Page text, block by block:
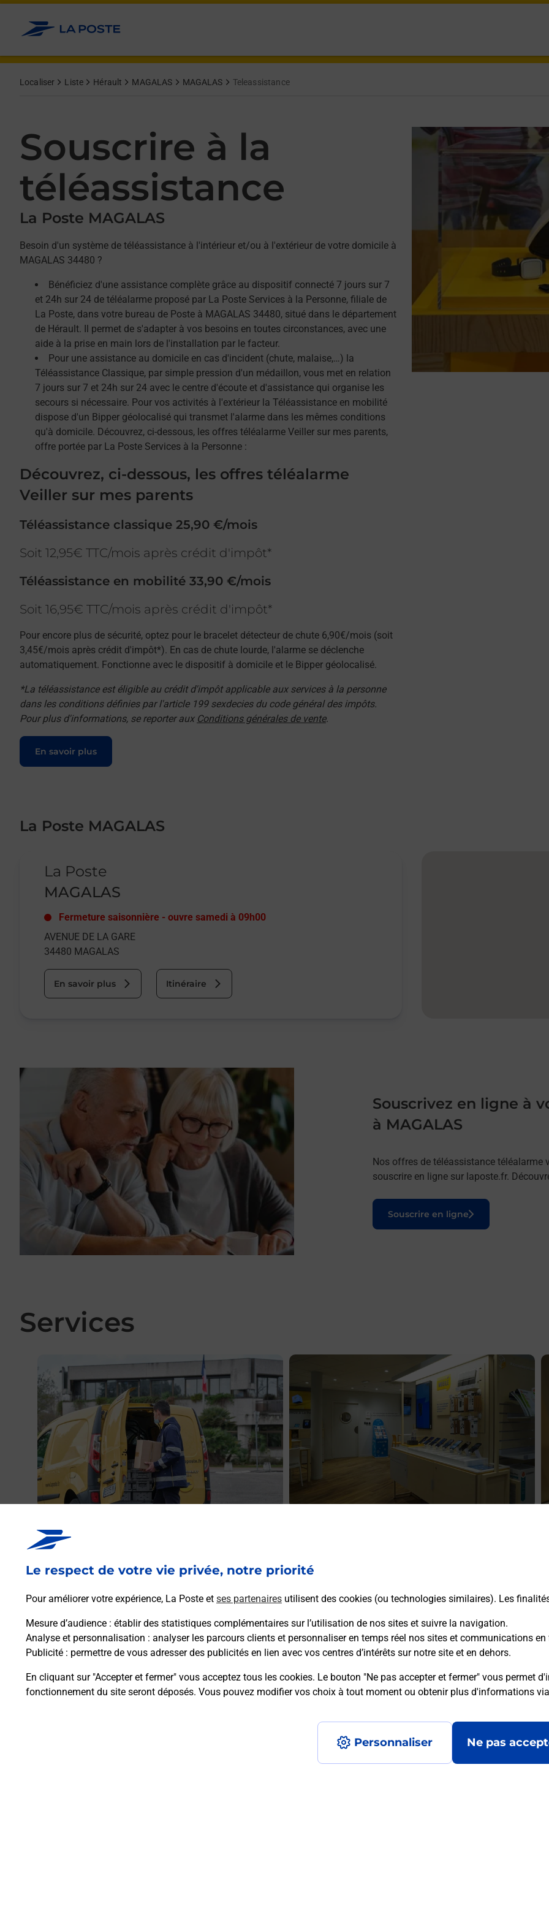
Le respect de votre vie privée, notre priorité
Pour améliorer votre expérience, La Poste et ses partenaires utilisent des cookies (ou technologies similaires). Les
Mesure d’audience : établir des statistiques complémentaires sur l’utilisation de nos sites et suivre la navigation.
Analyse et personnalisation : analyser les parcours clients et personnaliser en temps réel nos sites et communications
Publicité : permettre de vous adresser des publicités en lien avec vos centres d’intérêts sur notre site et en dehors.
En cliquant sur "Accepter et fermer" vous acceptez tous les cookies. Le bouton "Ne pas accepter et fermer" vous permet
fonctionnement du site seront déposés. Vous pouvez modifier vos choix à tout moment ou obtenir plus d'informations via
Personnaliser Ne pas
Allez au contenu
Localiser Liste Hérault MAGALAS MAGALAS Teleassistance
Souscrire à la
téléassistance
La Poste MAGALAS
Besoin d'un système de téléassistance à l'intérieur et/ou à l'extérieur de votre domicile à
MAGALAS 34480 ?
Bénéficiez d'une assistance complète grâce au dispositif connecté 7 jours sur 7
et 24h sur 24 de téléalarme proposé par La Poste Services à la Personne, filiale de
La Poste, dans votre bureau de Poste à MAGALAS 34480, situé dans le département
de Hérault. Il permet de s'adapter à vos besoins en toutes circonstances, avec une
aide à la prise en main lors de l'installation par le facteur.
Pour une assistance au domicile en cas d'incident (chute, malaise,…) la
Téléassistance Classique, par simple pression d'un médaillon, vous met en relation
7 jours sur 7 et 24h sur 24 avec le centre d'écoute et d'assistance qui organise les
secours si nécessaire. Pour vos activités à l'extérieur la Téléassistance en mobilité
dispose d'un Bipper géolocalisé qui transmet l'alarme dans les mêmes conditions
qu'à domicile. Découvrez, ci-dessous, les offres téléalarme Veiller sur mes parents,
offre portée par La Poste Services à la Personne :
Découvrez, ci-dessous, les offres téléalarme
Veiller sur mes parents
Téléassistance classique 25,90 €/mois
Soit 12,95€ TTC/mois après crédit d'impôt*
Téléassistance en mobilité 33,90 €/mois
Soit 16,95€ TTC/mois après crédit d'impôt*
Pour encore plus de sécurité, optez pour le bracelet détecteur de chute 6,90€/mois (soit
3,45€/mois après crédit d'impôt*). En cas de chute lourde, l'alarme se déclenche
automatiquement. Fonctionne avec le dispositif à domicile et le Bipper géolocalisé.
*La téléassistance est éligible au crédit d'impôt applicable aux services à la personne
dans les conditions définies par l'article 199 sexdecies du code général des impôts.
Pour plus d'informations, se reporter aux Conditions générales de vente.
En savoir plus
Le lien s'ouvre dans un nouvel onglet
La Poste MAGALAS
La Poste
MAGALAS
Fermeture saisonnière - ouvre samedi à 09h00
AVENUE DE LA GARE
34480 MAGALAS
En savoir plus Itinéraire
Souscrivez en ligne à
à MAGALAS
Nos offres de téléassistance téléalarme
souscrire en ligne sur laposte.fr.
Souscrire en ligne
Le lien s'ouvre dans un nouvel onglet
Services
Vous souhaitez envoyer un colis depuis : MAGALAS
(34480) ? Découvrez toutes les solutions proposées par
La Poste.
En savoir plus
vous ? Découvrez notre offre de téléphones iPhone Apple
dans vos bureaux de Poste à MAGALAS (34480) !
Questions fréquemment posées
Afficher ou masquer la réponse
Afficher ou masquer la réponse
Afficher ou masquer la réponse